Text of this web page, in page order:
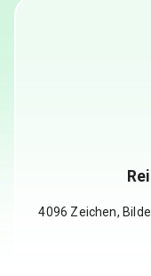
4096 Zeichen,